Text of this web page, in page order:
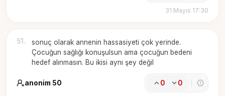
31 Mayıs 17:30
51 .
sonuç olarak annenin hassasiyeti çok yerinde.
Çocuğun sağlığı konuşulsun ama çocuğun bedeni
hedef alınmasın. Bu ikisi aynı şey değil
anonim 50 0 0